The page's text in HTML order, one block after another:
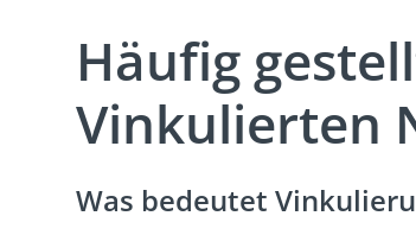
Häufig
Vinkulierten
Was bedeutet